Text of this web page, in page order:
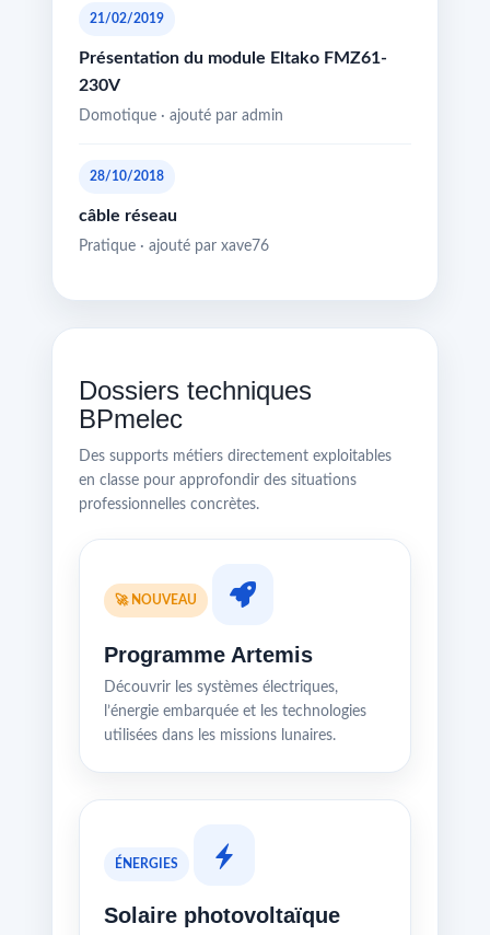
21/02/2019
Présentation du module Eltako FMZ61-
230V
Domotique · ajouté par admin
28/10/2018
câble réseau
Pratique · ajouté par xave76
Dossiers techniques
BPmelec
Des supports métiers directement exploitables
en classe pour approfondir des situations
professionnelles concrètes.
🚀 NOUVEAU
Programme Artemis
Découvrir les systèmes électriques,
l’énergie embarquée et les technologies
utilisées dans les missions lunaires.
ÉNERGIES
Solaire photovoltaïque